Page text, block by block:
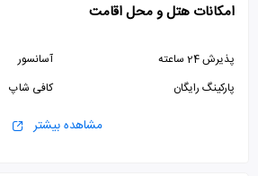
امکانات هتل و محل اقامت
پذیرش 24 ساعته
آسانسور
پارکینگ رایگان
کافی شاپ
مشاهده بیشتر